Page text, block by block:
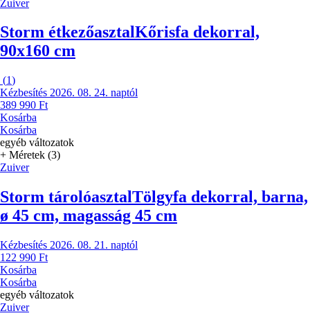
Zuiver
Storm étkezőasztalKőrisfa dekorral,
90x160 cm
(1)
Kézbesítés 2026. 08. 24. naptól
389 990 Ft
Kosárba
Kosárba
egyéb változatok
+ Méretek (3)
Zuiver
Storm tárolóasztalTölgyfa dekorral, barna,
ø 45 cm, magasság 45 cm
Kézbesítés 2026. 08. 21. naptól
122 990 Ft
Kosárba
Kosárba
egyéb változatok
Zuiver